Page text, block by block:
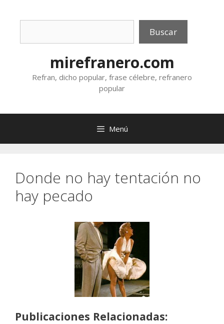
Buscar
mirefranero.com
Refran, dicho popular, frase célebre, refranero
popular
Menú
Donde no hay tentación no
hay pecado
Publicaciones Relacionadas: